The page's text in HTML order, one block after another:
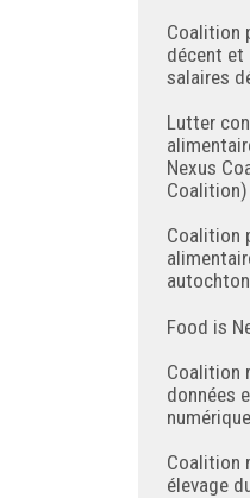
Coalition
décent et
salaires
Lutter
Nexus
Coalition)
Coalition
Food is
Coalition
données
numérique
Coalition
élevage